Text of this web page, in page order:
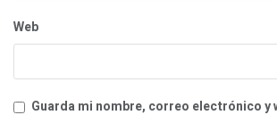
Web
Guarda mi nombre, correo electrónico y